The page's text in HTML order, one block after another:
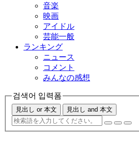
音楽
映画
アイドル
芸能一般
ランキング
ニュース
コメント
みんなの感想
검색어 입력폼
見出し or 本文 見出し and 本文